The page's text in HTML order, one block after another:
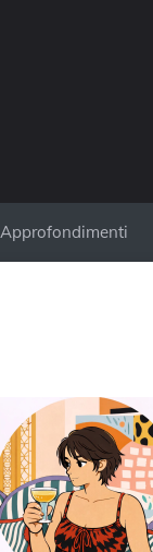
Approfondimenti